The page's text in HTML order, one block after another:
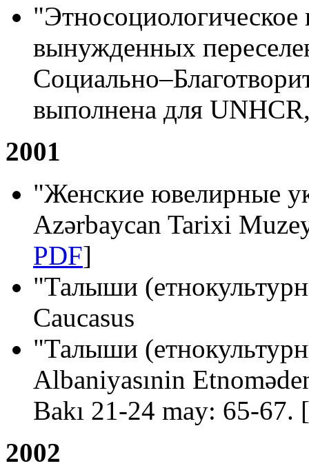
"Этносоциологическое
вынужденных
выполнена для
2001
"Женские ювелирные
Azərbaycan Tarixi
PDF]
"Талыши
Caucasus
"Талыши
Albaniyasınin
Bakı 21-24 may: 65-67. [
2002